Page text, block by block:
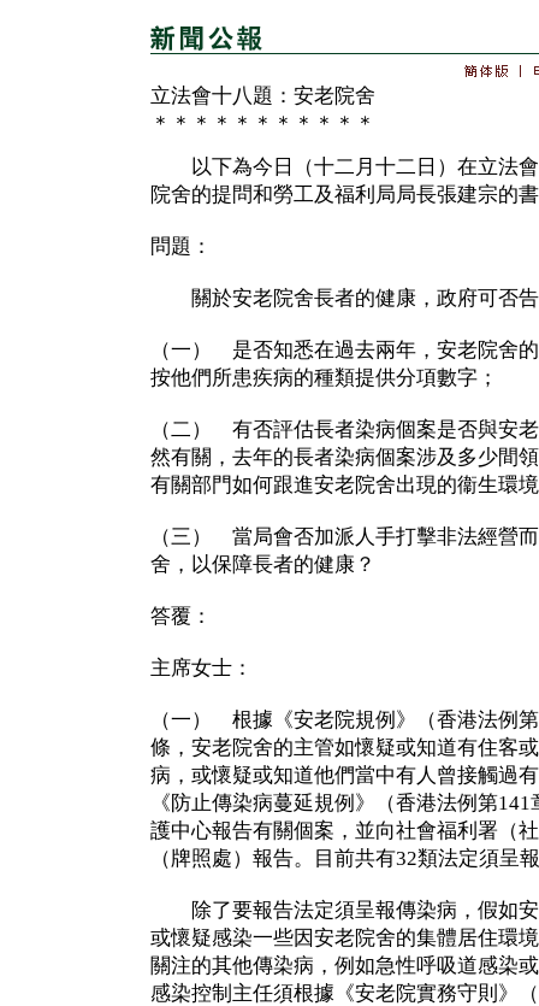
立法會十八題：安老院舍
＊＊＊＊＊＊＊＊＊＊＊
以下為今日（十二月十二日）在立法會
院舍的提問和勞工及福利局局長張建宗的
問題：
關於安老院舍長者的健康，政府可否告
（一） 是否知悉在過去兩年，安老院舍
按他們所患疾病的種類提供分項數字；
（二） 有否評估長者染病個案是否與安
然有關，去年的長者染病個案涉及多少間
有關部門如何跟進安老院舍出現的衞生環
（三） 當局會否加派人手打擊非法經營
舍，以保障長者的健康？
答覆：
主席女士：
（一） 根據《安老院規例》（香港法例
條，安老院舍的主管如懷疑或知道有住客
病，或懷疑或知道他們當中有人曾接觸過
《防止傳染病蔓延規例》（香港法例第
護中心報告有關個案，並向社會福利署（
（牌照處）報告。目前共有32類法定須呈
除了要報告法定須呈報傳染病，假如安
或懷疑感染一些因安老院舍的集體居住環
關注的其他傳染病，例如急性呼吸道感染
感染控制主任須根據《安老院實務守則》